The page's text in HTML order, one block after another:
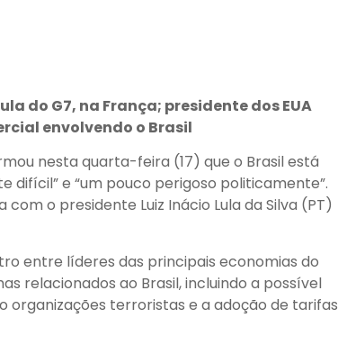
do G7, na França; presidente dos EUA
envolvendo o Brasil
nesta quarta-feira (17) que o Brasil está
difícil” e “um pouco perigoso politicamente”.
o presidente Luiz Inácio Lula da Silva (PT)
entre líderes das principais economias do
relacionados ao Brasil, incluindo a possível
organizações terroristas e a adoção de tarifas